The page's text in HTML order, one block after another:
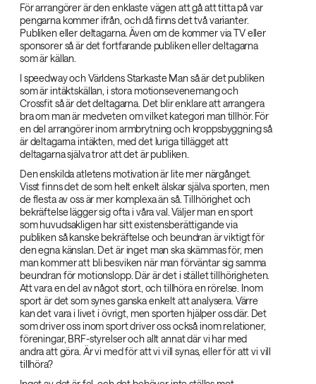
För arrangörer är den enklaste vägen att gå att titta på var
pengarna kommer ifrån, och då finns det två varianter.
Publiken eller deltagarna. Även om de kommer via TV eller
sponsorer så är det fortfarande publiken eller deltagarna
som är källan.
I speedway och Världens Starkaste Man så är det publiken
som är intäktskällan, i stora motionsevenemang och
Crossfit så är det deltagarna. Det blir enklare att arrangera
bra om man är medveten om vilket kategori man tillhör. För
en del arrangörer inom armbrytning och kroppsbyggning så
är deltagarna intäkten, med det luriga tillägget att
deltagarna själva tror att det är publiken.
Den enskilda atletens motivation är lite mer närgånget.
Visst finns det de som helt enkelt älskar själva sporten, men
de flesta av oss är mer komplexa än så. Tillhörighet och
bekräftelse lägger sig ofta i våra val. Väljer man en sport
som huvudsakligen har sitt existensberättigande via
publiken så kanske bekräftelse och beundran är viktigt för
den egna känslan. Det är inget man ska skämmas för, men
man kommer att bli besviken när man förväntar sig samma
beundran för motionslopp. Där är det i stället tillhörigheten.
Att vara en del av något stort, och tillhöra en rörelse. Inom
sport är det som synes ganska enkelt att analysera. Värre
kan det vara i livet i övrigt, men sporten hjälper oss där. Det
som driver oss inom sport driver oss också inom relationer,
föreningar, BRF-styrelser och allt annat där vi har med
andra att göra. Är vi med för att vi vill synas, eller för att vi vill
tillhöra?